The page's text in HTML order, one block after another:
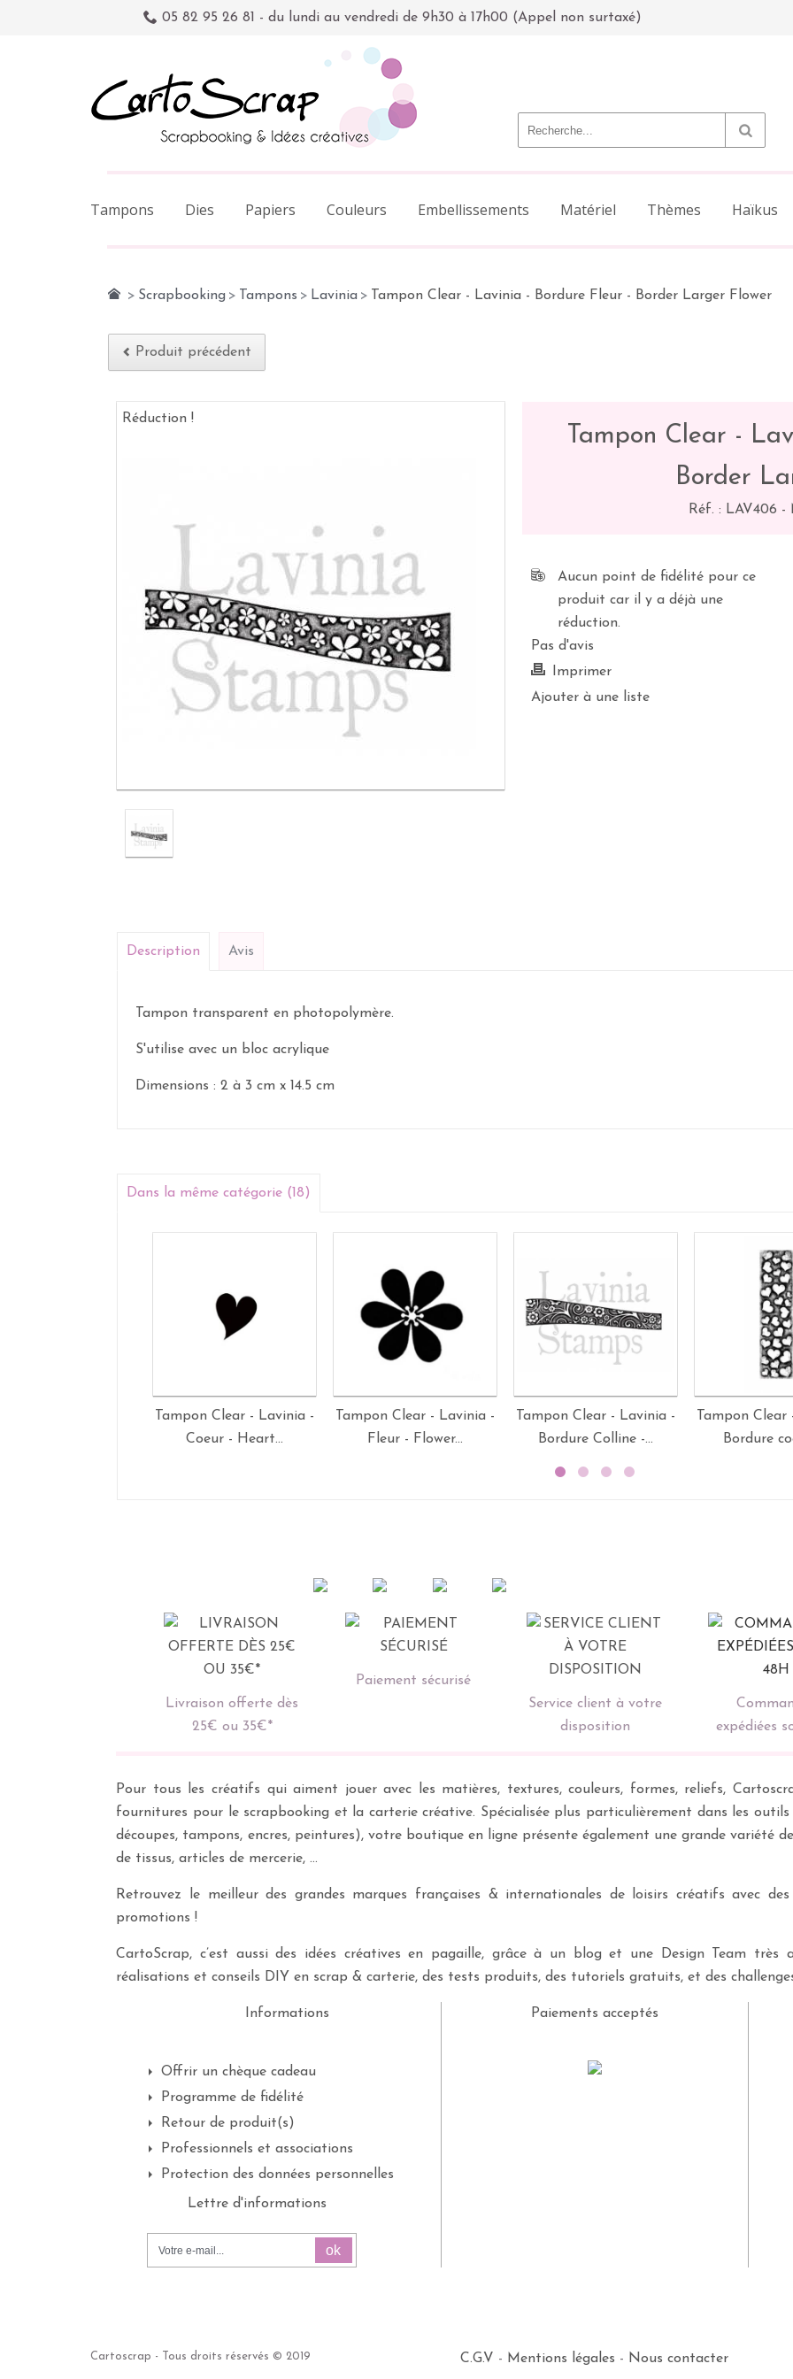
05 82 95 26 81 - du lundi au vendredi de 9h30 à 17h00 (Appel non surtaxé)
Tampons Dies Papiers Couleurs Embellissements Matériel Thèmes Haïkus
> Scrapbooking > Tampons > Lavinia > Tampon Clear - Lavinia - Bordure Fleur - Border Larger Flower
Produit précédent
Réduction !
Tampon Clear -
Border
Réf. : LAV406 -
Aucun point de fidélité pour ce
produit car il y a déjà une
réduction.
Pas d'avis
Imprimer
Ajouter à une liste
Description Avis
Tampon transparent en photopolymère.
S'utilise avec un bloc acrylique
Dimensions : 2 à 3 cm x 14.5 cm
Dans la même catégorie (18)
Tampon Clear - Lavinia -
Coeur - Heart...
Tampon Clear - Lavinia -
Fleur - Flower...
Tampon Clear - Lavinia -
Bordure Colline -...
Tampon
Bordure
Livraison offerte dès
25€ ou 35€*
Paiement sécurisé
Service client à votre
disposition
expédiées
Pour tous les créatifs qui aiment jouer avec les matières, textures, couleurs, formes, reliefs,
fournitures pour le scrapbooking et la carterie créative. Spécialisée plus particulièrement dans les
découpes, tampons, encres, peintures), votre boutique en ligne présente également une grande variété
de tissus, articles de mercerie, …
Retrouvez le meilleur des grandes marques françaises & internationales de loisirs créatifs avec
promotions !
CartoScrap, c’est aussi des idées créatives en pagaille, grâce à un blog et une Design Team très
réalisations et conseils DIY en scrap & carterie, des tests produits, des tutoriels gratuits, et des
Informations
Offrir un chèque cadeau
Programme de fidélité
Retour de produit(s)
Professionnels et associations
Protection des données personnelles
Paiements acceptés
Lettre d'informations
ok
Cartoscrap - Tous droits réservés © 2019 C.G.V - Mentions légales - Nous contacter